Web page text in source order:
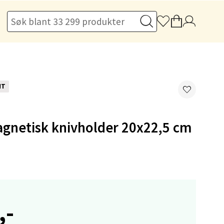
knivholder 20x22,5 cm